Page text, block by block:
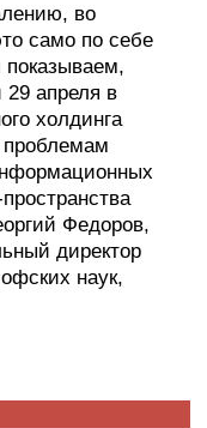
во
само по себе
апреля в
холдинга
Федоров,
директор
наук,